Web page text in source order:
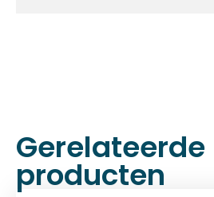
Gerelateerde
producten